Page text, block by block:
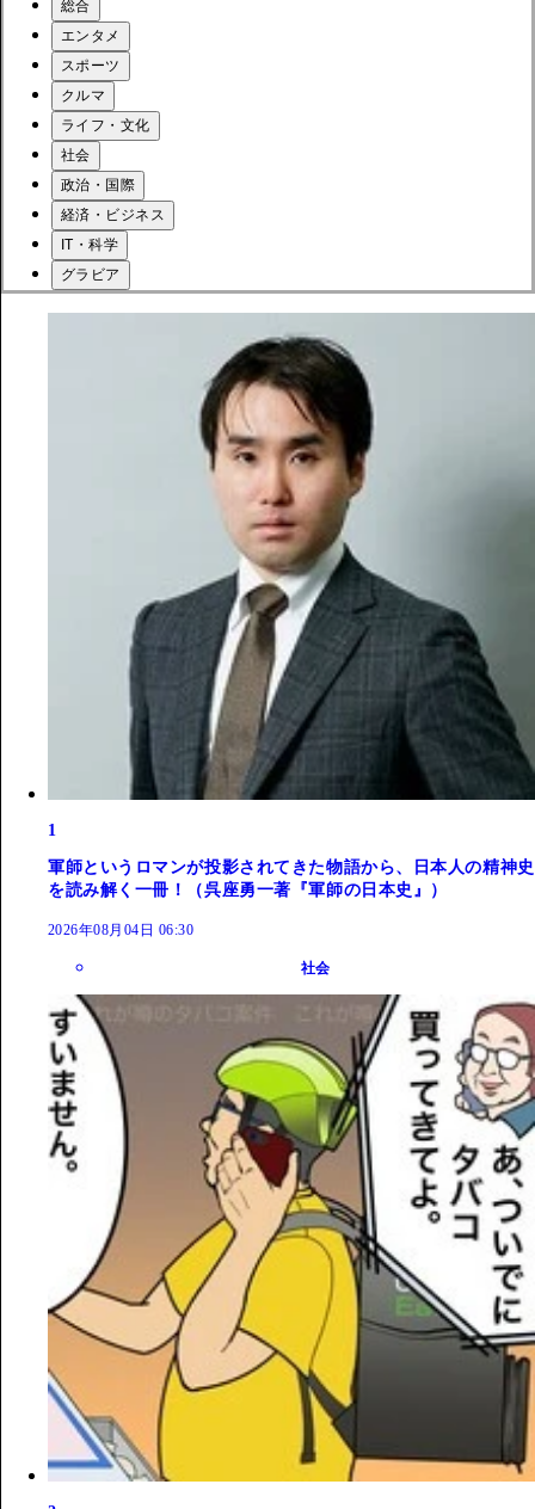
総合
エンタメ
スポーツ
クルマ
ライフ・文化
社会
政治・国際
経済・ビジネス
IT・科学
グラビア
1
軍師というロマンが投影されてきた物語から、日本人の精神史
を読み解く一冊！（呉座勇一著『軍師の日本史』）
2026年08月04日 06:30
社会